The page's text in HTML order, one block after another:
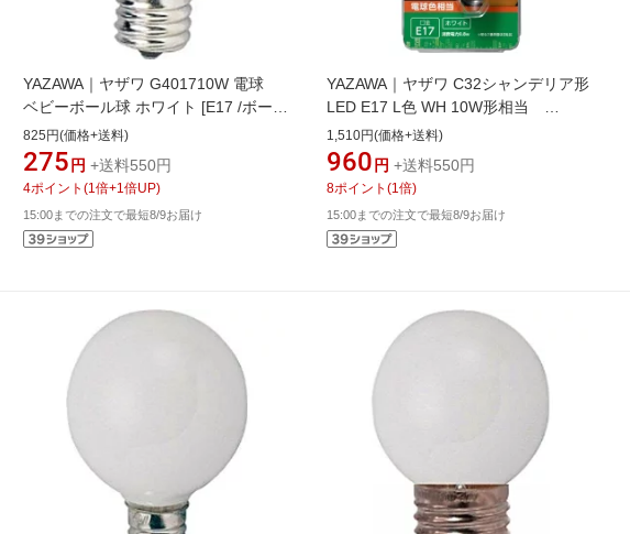
YAZAWA｜ヤザワ G401710W 電球
ベビーボール球 ホワイト [E17 /ボール
電球形 /電球色 /1個][G401710W]
825円(価格+送料)
275 円 +送料550円
4ポイント (1 倍+1 倍UP)
15:00までの注文で最短8/9お届け
YAZAWA｜ヤザワ C32シャンデリア形
LED E17 L色 WH 10W形相当
LDC1LG32E17WH [E17 /シャンデリア
電球形 /10W相当 /電球色 /1個]
1,510円(価格+送料)
960 円 +送料550円
8ポイント (1 倍)
15:00までの注文で最短8/9お届け